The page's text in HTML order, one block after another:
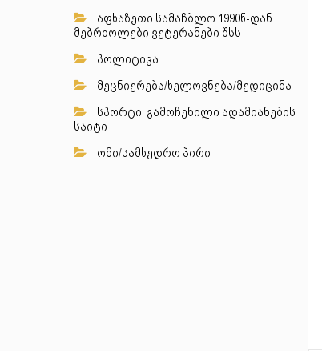
აფხაზეთი სამაჩბლო 1990წ-დან
მებრძოლები ვეტერანები შსს
პოლიტიკა
მეცნიერება/ხელოვნება/მედიცინა
სპორტი, გამოჩენილი ადამიანების
საიტი
ომი/სამხედრო პირი